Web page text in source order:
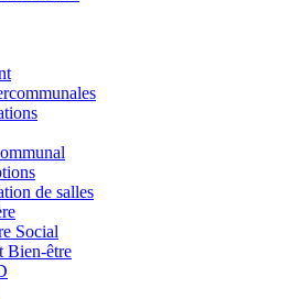
de salles
Social
Bien-être